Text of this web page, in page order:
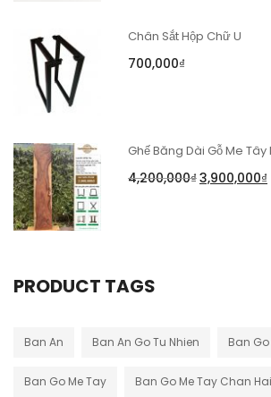
Chân Sắt Hộp Chữ U
700,000₫
Ghế Băng Dài Gỗ Me
4,200,000₫3,900,000₫
PRODUCT TAGS
Ban An Ban An Go Tu Nhien Ban Go
Ban Go Me Tay Ban Go Me Tay Chan